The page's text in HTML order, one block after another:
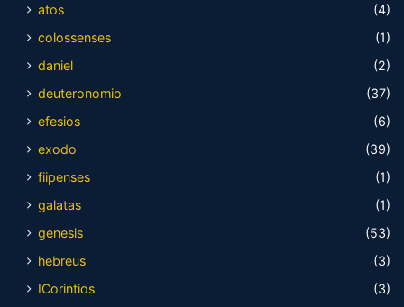
atos
(4)
colossenses
(1)
daniel
(2)
deuteronomio
(37)
efesios
(6)
exodo
(39)
fiipenses
(1)
galatas
(1)
genesis
(53)
hebreus
(3)
ICorintios
(3)